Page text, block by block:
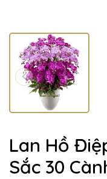
Lan Hồ
Sắc 30